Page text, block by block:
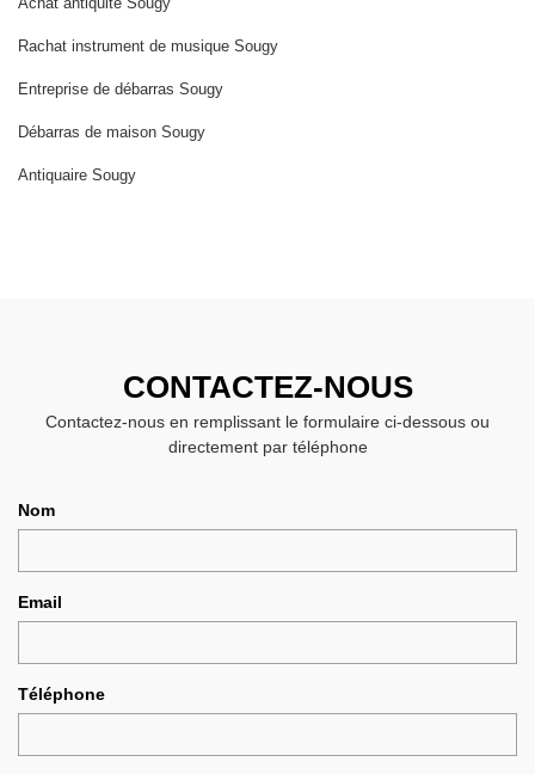
Rachat instrument de musique Sougy
Entreprise de débarras Sougy
Débarras de maison Sougy
Antiquaire Sougy
CONTACTEZ-NOUS
Contactez-nous en remplissant le formulaire ci-dessous ou
directement par téléphone
Nom
Email
Téléphone